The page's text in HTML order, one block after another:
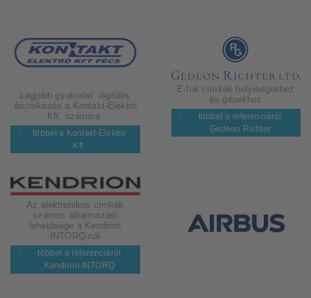
Legjobb gyakorlat: digitális
árcímkézés a Kontakt-Elektro
Kft. számára.
többet a Kontakt-Elektro
Kft.
E-Ink címkék helyiségekhez
és gépekhez
többet a referenciáról
Gedeon Richter
Az elektronikus címkék
számos alkalmazási
lehetősége a Kendrion
INTORQ-nál
többet a referenciáról
Kendrion INTORQ